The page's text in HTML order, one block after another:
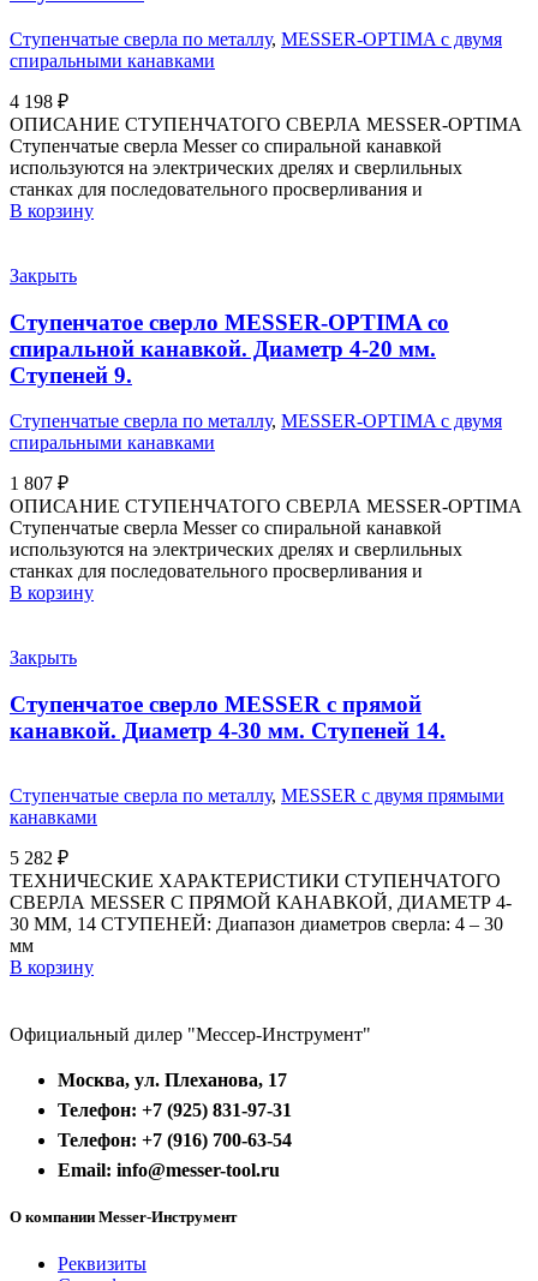
Ступенчатые сверла по металлу, MESSER-OPTIMA с двумя
спиральными канавками
4 198 ₽
ОПИСАНИЕ СТУПЕНЧАТОГО СВЕРЛА MESSER-OPTIMA
Ступенчатые сверла Messer со спиральной канавкой
используются на электрических дрелях и сверлильных
станках для последовательного просверливания и
В корзину
Закрыть
Ступенчатое сверло MESSER-OPTIMA со
спиральной канавкой. Диаметр 4-20 мм.
Ступеней 9.
Ступенчатые сверла по металлу, MESSER-OPTIMA с двумя
спиральными канавками
1 807 ₽
ОПИСАНИЕ СТУПЕНЧАТОГО СВЕРЛА MESSER-OPTIMA
Ступенчатые сверла Messer со спиральной канавкой
используются на электрических дрелях и сверлильных
станках для последовательного просверливания и
В корзину
Закрыть
Ступенчатое сверло MESSER с прямой
канавкой. Диаметр 4-30 мм. Ступеней 14.
Ступенчатые сверла по металлу, MESSER с двумя прямыми
канавками
5 282 ₽
ТЕХНИЧЕСКИЕ ХАРАКТЕРИСТИКИ СТУПЕНЧАТОГО
СВЕРЛА MESSER С ПРЯМОЙ КАНАВКОЙ, ДИАМЕТР 4-
30 ММ, 14 СТУПЕНЕЙ: Диапазон диаметров сверла: 4 – 30
мм
В корзину
Официальный дилер "Мессер-Инструмент"
Москва, ул. Плеханова, 17
Телефон: +7 (925) 831-97-31
Телефон: +7 (916) 700-63-54
Email: info@messer-tool.ru
О компании Messer-Инструмент
Реквизиты